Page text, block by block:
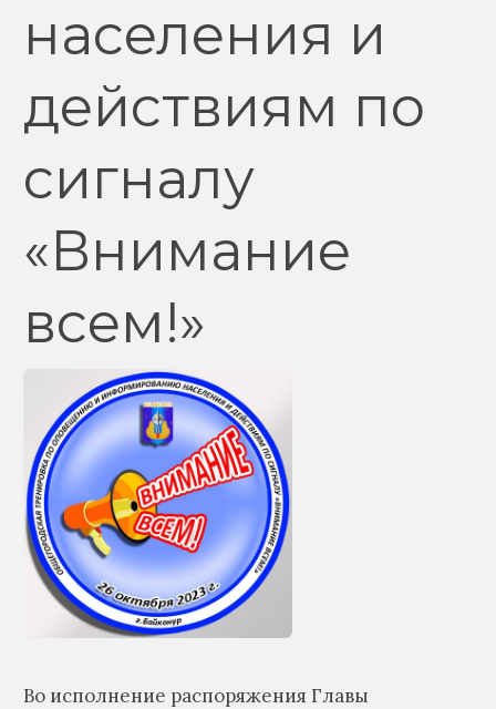
населения и
действиям по
сигналу
«Внимание
всем!»
Во исполнение распоряжения Главы